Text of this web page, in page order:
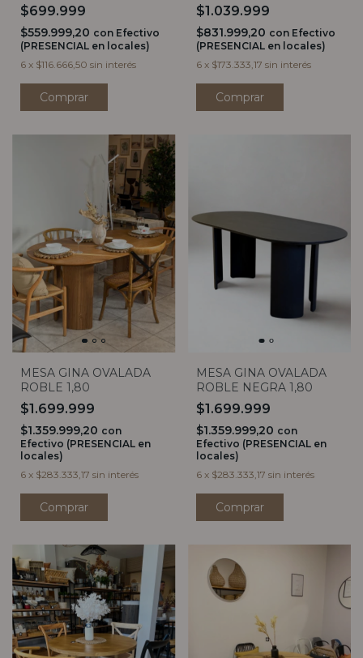
$699.999
$559.999,20 con Efectivo
(PRESENCIAL en locales)
6 x $116.666,50 sin interés
$1.039.999
$831.999,20 con Efectivo
(PRESENCIAL en locales)
6 x $173.333,17 sin interés
MESA GINA OVALADA
ROBLE 1,80
$1.699.999
$1.359.999,20 con
Efectivo (PRESENCIAL en
locales)
6 x $283.333,17 sin interés
MESA GINA OVALADA
ROBLE NEGRA 1,80
$1.699.999
$1.359.999,20 con
Efectivo (PRESENCIAL en
locales)
6 x $283.333,17 sin interés